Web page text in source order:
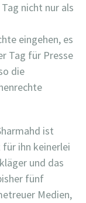
nicht nur als
eingehen, es
Tag für Presse
die
ist
ihn keinerlei
und das
fünf
Medien,